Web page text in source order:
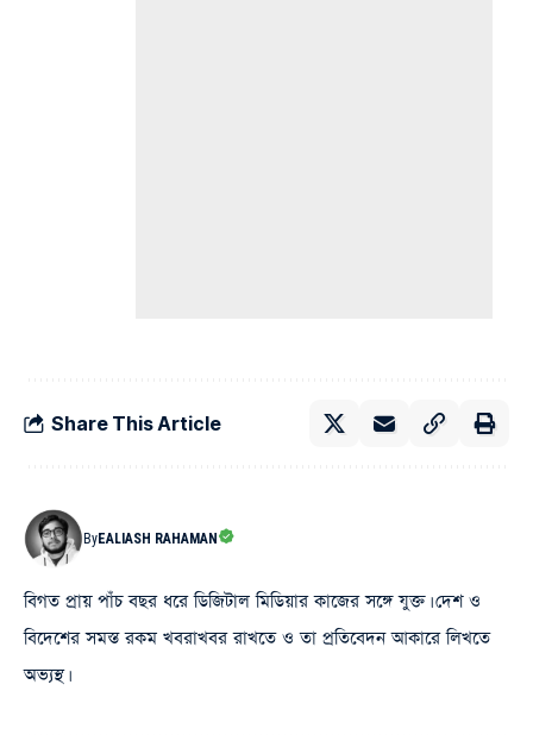
Share This Article
ByEALIASH RAHAMAN
বিগত প্রায় পাঁচ বছর ধরে ডিজিটাল মিডিয়ার কাজের সঙ্গে যুক্ত। দেশ ও
বিদেশের সমস্ত রকম খবরাখবর রাখতে ও তা প্রতিবেদন আকারে লিখতে
অভ্যস্থ।